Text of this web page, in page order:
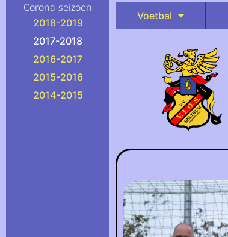
Corona-seizoen
2018-2019
2017-2018
2016-2017
2015-2016
2014-2015
Voetbal